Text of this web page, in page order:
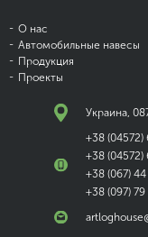
О нас
Автомобильные навесы
Продукция
Проекты
Украина,
+38 (04572)
+38 (04572)
+38 (067) 44
+38 (097)